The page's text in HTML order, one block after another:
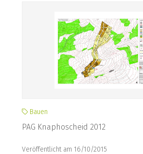
Bauen
PAG Knaphoscheid 2012
Veröffentlicht am 16/10/2015